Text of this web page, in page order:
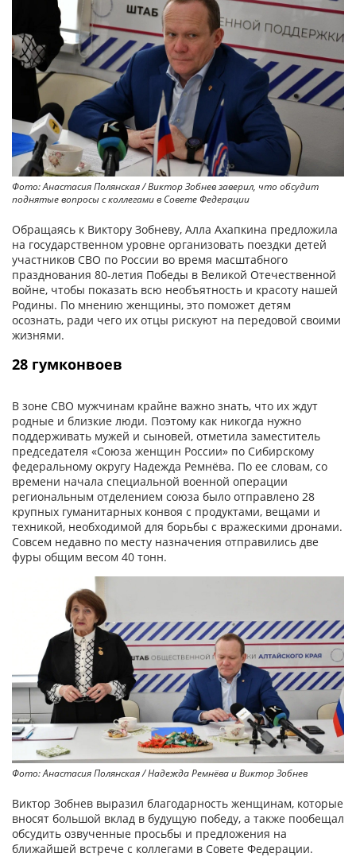
Фото: Анастасия Полянская / Виктор Зобнев заверил, что обсудит
поднятые вопросы с коллегами в Совете Федерации
Обращаясь к Виктору Зобневу, Алла Ахапкина предложила
на государственном уровне организовать поездки детей
участников СВО по России во время масштабного
празднования 80-летия Победы в Великой Отечественной
войне, чтобы показать всю необъятность и красоту нашей
Родины. По мнению женщины, это поможет детям
осознать, ради чего их отцы рискуют на передовой своими
жизнями.
28 гумконвоев
В зоне СВО мужчинам крайне важно знать, что их ждут
родные и близкие люди. Поэтому как никогда нужно
поддерживать мужей и сыновей, отметила заместитель
председателя «Союза женщин России» по Сибирскому
федеральному округу Надежда Ремнёва. По ее словам, со
времени начала специальной военной операции
региональным отделением союза было отправлено 28
крупных гуманитарных конвоя с продуктами, вещами и
техникой, необходимой для борьбы с вражескими дронами.
Совсем недавно по месту назначения отправились две
фуры общим весом 40 тонн.
Фото: Анастасия Полянская / Надежда Ремнёва и Виктор Зобнев
Виктор Зобнев выразил благодарность женщинам, которые
вносят большой вклад в будущую победу, а также пообещал
обсудить озвученные просьбы и предложения на
ближайшей встрече с коллегами в Совете Федерации.